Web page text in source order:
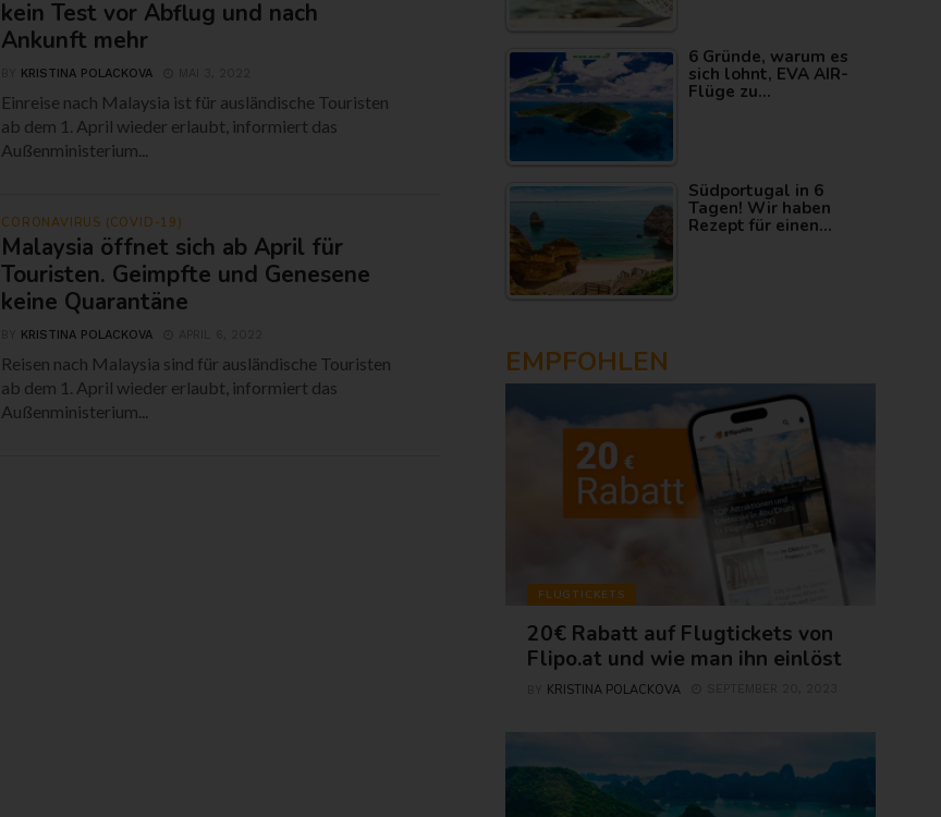
kein Test vor Abflug und nach
Ankunft mehr
KRISTINA POLACKOVA
Einreise nach Malaysia ist für ausländische Touristen
ab dem 1. April wieder erlaubt, informiert das
Außenministerium...
CORONAVIRUS (COVID-19)
Malaysia öffnet sich ab April für
Touristen. Geimpfte und Genesene
keine Quarantäne
KRISTINA POLACKOVA
Reisen nach Malaysia sind für ausländische Touristen
ab dem 1. April wieder erlaubt, informiert das
Außenministerium...
6 Gründe, warum es
sich lohnt, EVA AIR-
Flüge zu…
Südportugal in 6
Tagen! Wir haben
Rezept für einen…
EMPFOHLEN
FLUGTICKETS
20€ Rabatt auf Flugtickets von
Flipo.at und wie man ihn einlöst
KRISTINA POLACKOVA